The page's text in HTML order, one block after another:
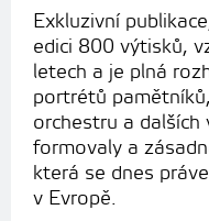
Exkluzivní
edici 800 výtisků,
letech a je plná
portrétů
orchestru a
formovaly a
která se dnes
v Evropě.